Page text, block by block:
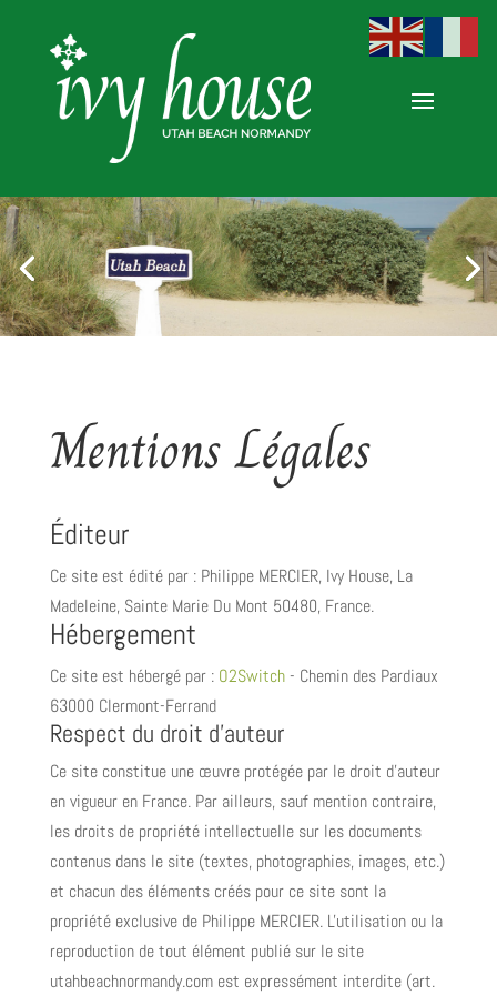
Mentions Légales
Éditeur
Ce site est édité par : Philippe MERCIER, Ivy House, La
Madeleine, Sainte Marie Du Mont 50480, France.
Hébergement
Ce site est hébergé par : O2Switch- Chemin des Pardiaux
63000 Clermont-Ferrand
Respect du droit d'auteur
Ce site constitue une œuvre protégée par le droit d'auteur
en vigueur en France. Par ailleurs, sauf mention contraire,
les droits de propriété intellectuelle sur les documents
contenus dans le site (textes, photographies, images, etc.)
et chacun des éléments créés pour ce site sont la
propriété exclusive de Philippe MERCIER. L'utilisation ou la
reproduction de tout élément publié sur le site
utahbeachnormandy.com est expressément interdite (art.